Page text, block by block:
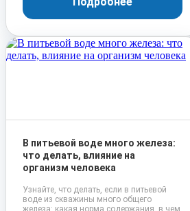
В питьевой воде много железа:
что делать, влияние на
организм человека
Узнайте, что делать, если в питьевой
воде из скважины много общего
железа: какая норма содержания, в чем